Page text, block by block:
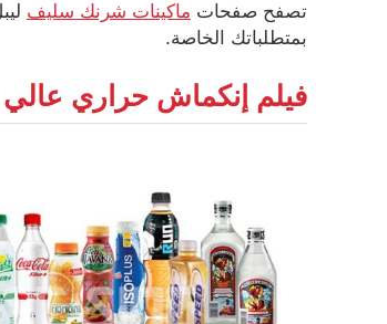
تصفح صفحات ماكينات شرنك سليف
بمتطلباتك الخاصة.
فيلم إنكماش حراري عالي PET